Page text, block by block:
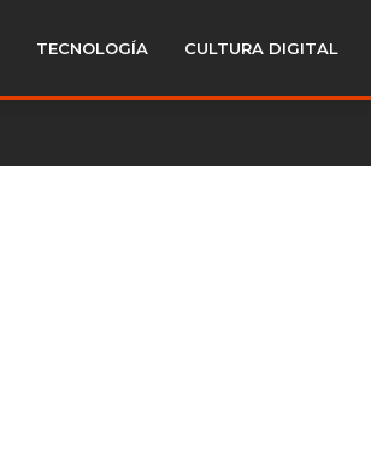
TECNOLOGÍA CULTURA DIGITAL